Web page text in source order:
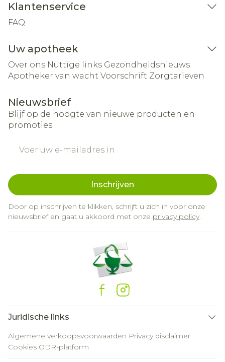
Klantenservice
FAQ
Uw apotheek
Over ons Nuttige links Gezondheidsnieuws
Apotheker van wacht Voorschrift Zorgtarieven
Nieuwsbrief
Blijf op de hoogte van nieuwe producten en
promoties
Inschrijven
Door op inschrijven te klikken, schrijft u zich in voor onze
nieuwsbrief en gaat u akkoord met onze privacy policy.
Juridische links
Algemene verkoopsvoorwaarden Privacy disclaimer
Cookies ODR-platform